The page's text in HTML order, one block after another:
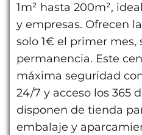
1m² hasta 200m²,
y empresas. Ofrecen
solo 1€ el primer
permanencia. Este
máxima seguridad
24/7 y acceso los 365
disponen de tienda
embalaje y